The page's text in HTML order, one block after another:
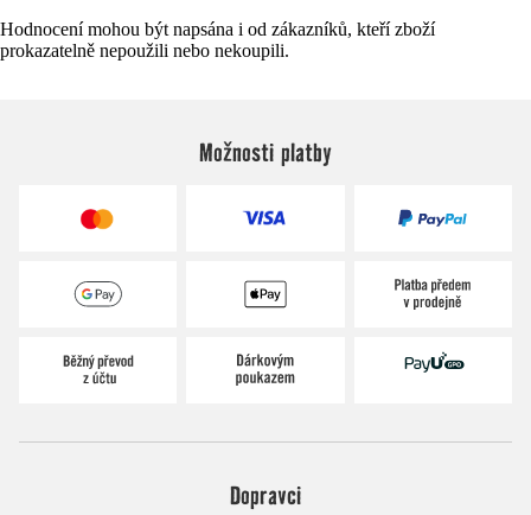
Hodnocení mohou být napsána i od zákazníků, kteří zboží
prokazatelně nepoužili nebo nekoupili.
Možnosti platby
Dopravci